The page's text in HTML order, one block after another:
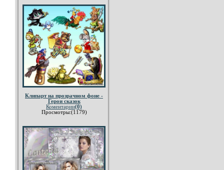
Клипарт на прозрачном фоне -
Герои сказок
Коментарии(0)
Просмотры:(1179)